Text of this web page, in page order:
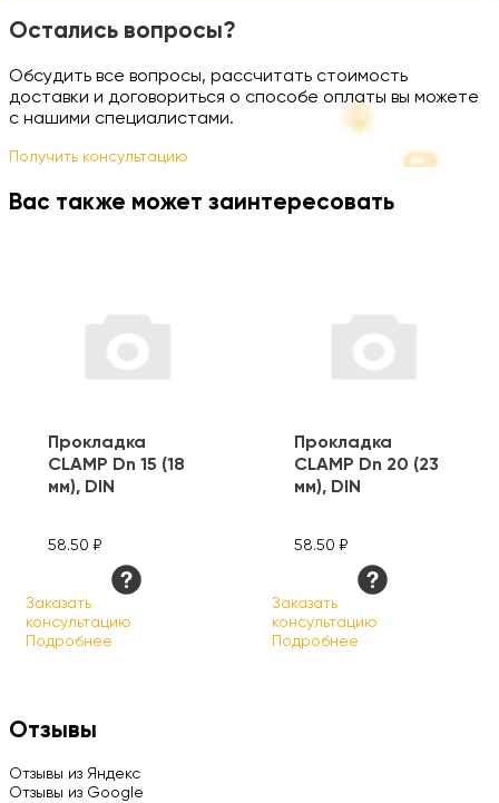
Остались вопросы?
Обсудить все вопросы, рассчитать стоимость
доставки и договориться о способе оплаты вы можете
с нашими специалистами.
Получить консультацию
Вас также может заинтересовать
Прокладка
CLAMP Dn 15 (18
мм), DIN
58.50 ₽
Заказать
консультацию
Подробнее
Прокладка
CLAMP Dn 20 (23
мм), DIN
58.50 ₽
Заказать
консультацию
Подробнее
Отзывы
Отзывы из Яндекс
Отзывы из Google